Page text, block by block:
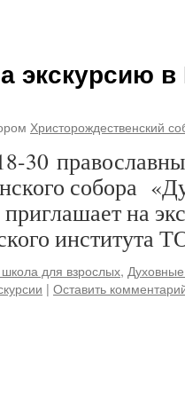
экскурсию в
Христорождественский
30
собора
на
института
для взрослых,
| Оставить